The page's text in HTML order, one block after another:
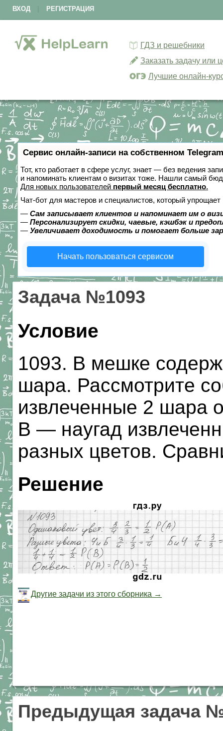
ВХОД РЕГИСТРАЦИЯ
ГДЗ и решебники
Заказать задачу или
Лучшие онлайн-
Сервис онлайн-записи на собственном
Тот, кто работает в сфере услуг, знает — без ведения
и напоминать клиентам о визитах тоже. Нашли самый
Для новых пользователей первый месяц бесплатно.
Чат-бот для мастеров и специалистов, который упрощает
— Сам записывает клиентов и напоминает им о
— Персонализирует скидки, чаевые, кэшбэк и
— Увеличивает доходимость и помогает больше
Начать пользоваться сервисом
Задача №1093
Условие
1093. В мешке
шара. Рассмотрите
извлеченные 2 шара
В — наугад
разных цветов.
Решение
Другие задачи из этого сборника →
Предыдущая задача